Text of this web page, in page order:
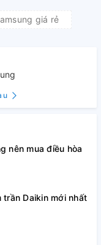
giá rẻ
nên mua điều hòa
trần Daikin mới nhất